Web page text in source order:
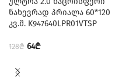
ნახევრად პრიალა 60*120
კვ.მ. K947640LPR01VTSP
128₾ 64₾